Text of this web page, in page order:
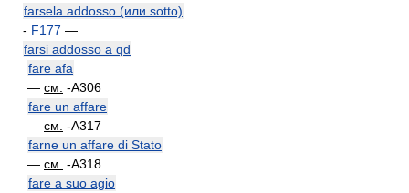
farsela addosso (или sotto)
- F177 —
farsi addosso a qd
fare afa
— см. -A306
fare un affare
— см. -A317
farne un affare di Stato
— см. -A318
fare a suo agio